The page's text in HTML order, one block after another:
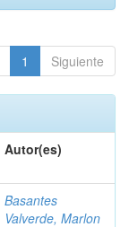
1 Siguiente
Autor(es)
Basantes
Valverde, Marlon